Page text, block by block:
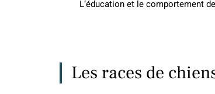
L’éducation et le comportement
Les races de